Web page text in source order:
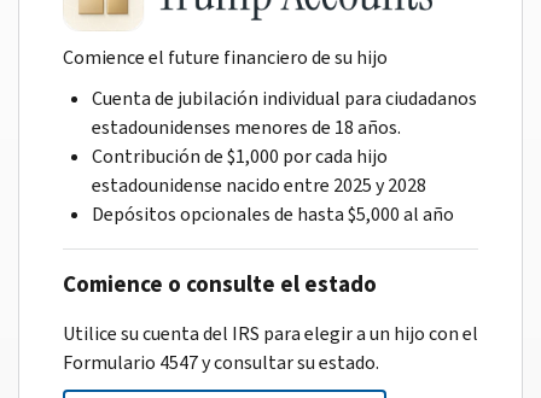
Comience el future financiero de su hijo
Cuenta de jubilación individual para ciudadanos
estadounidenses menores de 18 años.
Contribución de $1,000 por cada hijo
estadounidense nacido entre 2025 y 2028
Depósitos opcionales de hasta $5,000 al año
Comience o consulte el estado
Utilice su cuenta del IRS para elegir a un hijo con el
Formulario 4547 y consultar su estado.